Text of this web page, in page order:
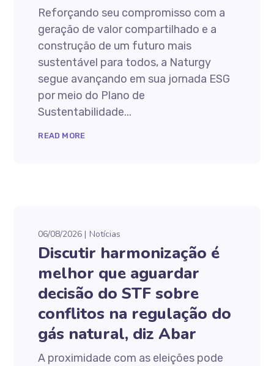
Reforçando seu compromisso com a
geração de valor compartilhado e a
construção de um futuro mais
sustentável para todos, a Naturgy
segue avançando em sua jornada ESG
por meio do Plano de
Sustentabilidade...
READ MORE
06/08/2026 Notícias
Discutir harmonização é
melhor que aguardar
decisão do STF sobre
conflitos na regulação do
gás natural, diz Abar
A proximidade com as eleições pode